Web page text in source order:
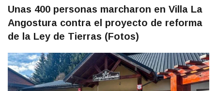
Unas 400 personas marcharon en Villa La
Angostura contra el proyecto de reforma
de la Ley de Tierras (Fotos)